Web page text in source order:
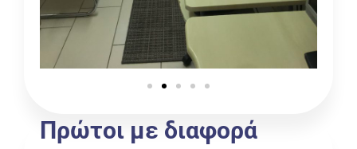
Πρώτοι με διαφορά